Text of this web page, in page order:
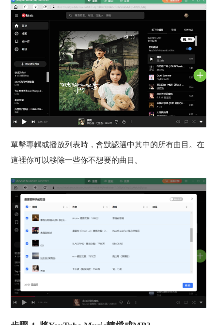
單擊專輯或播放列表時，會默認選中其中的所有曲目。在
這裡你可以移除一些你不想要的曲目。